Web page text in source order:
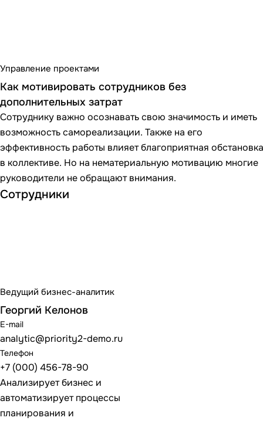
Управление проектами
Как мотивировать сотрудников без
дополнительных затрат
Сотруднику важно осознавать свою значимость и иметь
возможность самореализации. Также на его
эффективность работы влияет благоприятная обстановка
в коллективе. Но на нематериальную мотивацию многие
руководители не обращают внимания.
Сотрудники
Ведущий бизнес-аналитик
Георгий Келонов
E-mail
analytic@priority2-demo.ru
Телефон
+7 (000) 456-78-90
Анализирует бизнес и
автоматизирует процессы
планирования и